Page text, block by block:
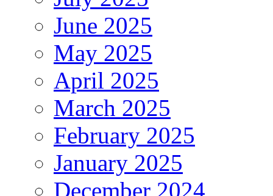
June 2025
May 2025
April 2025
March 2025
February 2025
January 2025
December 2024